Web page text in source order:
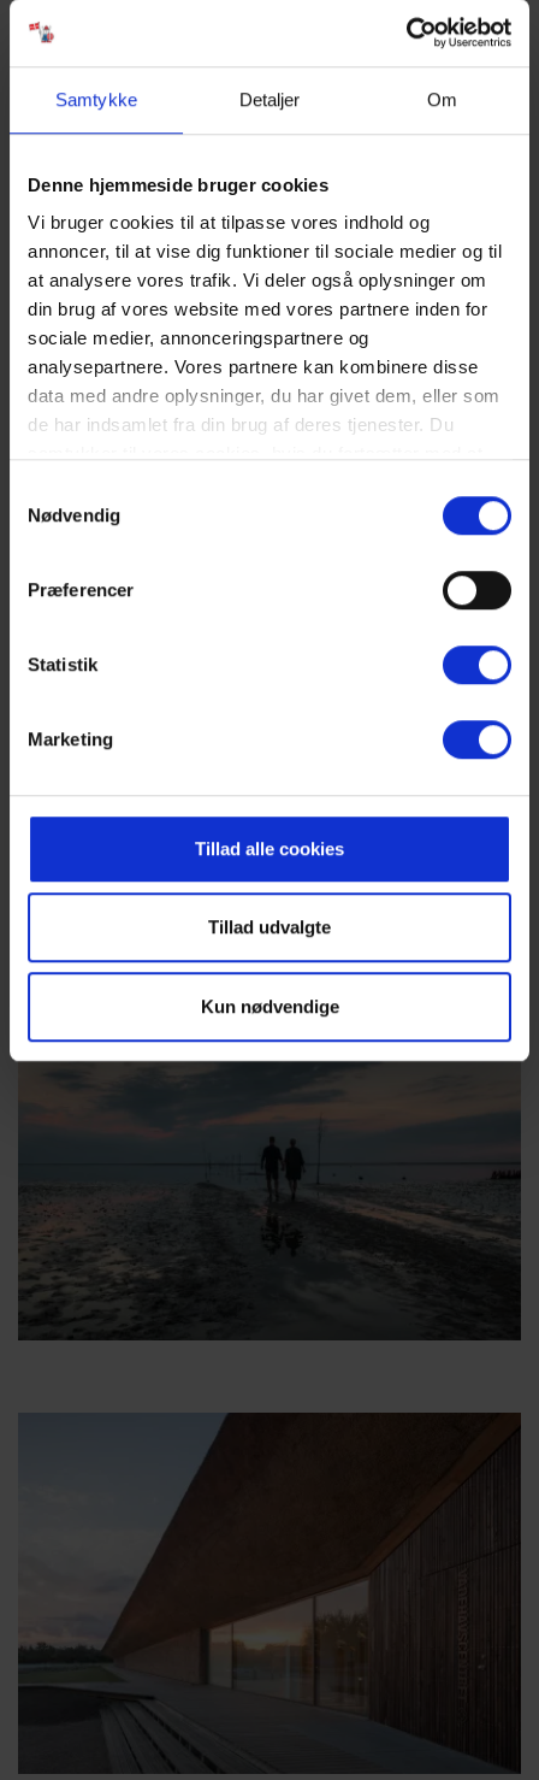
Samtykke Detaljer Om
Denne hjemmeside bruger cookies
Vi bruger cookies til at tilpasse vores indhold og
annoncer, til at vise dig funktioner til sociale medier og til
at analysere vores trafik. Vi deler også oplysninger om
din brug af vores website med vores partnere inden for
sociale medier, annonceringspartnere og
analysepartnere. Vores partnere kan kombinere disse
data med andre oplysninger, du har givet dem, eller som
de har indsamlet fra din brug af deres tjenester. Du
Nødvendig
Præferencer
Statistik
Marketing
Tillad alle cookies
Tillad udvalgte
Kun nødvendige
grund af dets kulturhistoriske og kulturelle værdi. Dette har ført til
øget opmærksomhed og beskyttelse af området, samt støtte til
Klimaændringer
Der er dog stadig udfordringer i form af erosion, klimaændringer
og menneskeskabt aktivitet, som truer områdets økologiske
balance og biodiversitet. Der er flere initiativer i gang for at
beskytte og bevare området, herunder skræddersyede
managementplaner, kystbeskyttelse og reduktion af forurening.
Det er vigtigt at fortsætte med at beskytte og bevare området, for
at sikre at denne unikke økologiske og kulturelle skat kan eksistere
i årtierne fremover og fortsat kan give livsgrundlag for lokale